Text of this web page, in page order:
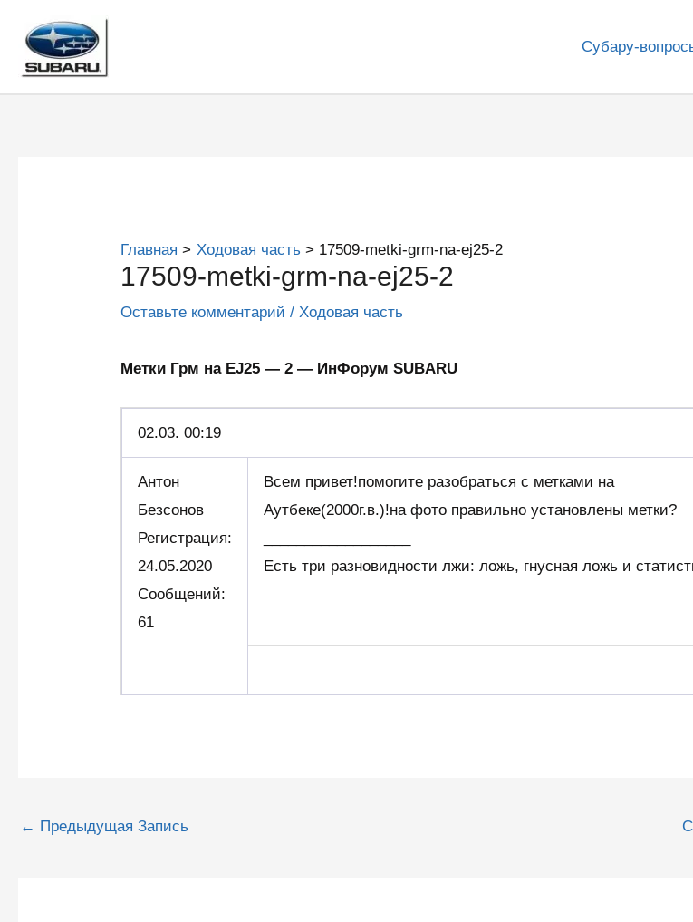
содержимому
Субару-
Главная Ходовая часть 17509-metki-grm-na-ej25-2
17509-metki-grm-na-ej25-2
Оставьте комментарий / Ходовая часть
Метки Грм на EJ25 — 2 — ИнФорум SUBARU
02.03. 00:19
Антон
Безсонов
Регистрация:
24.05.2020
Сообщений:
61
Всем привет!помогите разобраться с метками на
Аутбеке(2000г.в.)!на фото правильно установлены метки?
Есть три разновидности лжи: ложь, гнусная ложь и
Навигация
← Предыдущая Запись